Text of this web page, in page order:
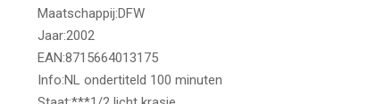
Maatschappij:DFW
Jaar:2002
EAN:8715664013175
Info:NL ondertiteld 100 minuten